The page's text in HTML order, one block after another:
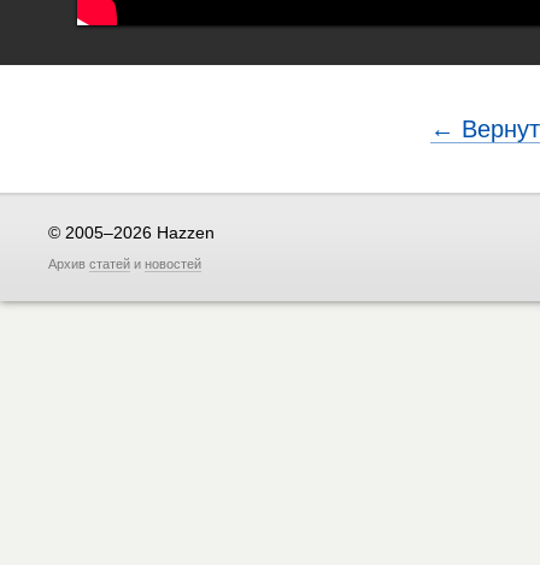
←
© 2005–2026 Hazzen
Архив статей и новостей